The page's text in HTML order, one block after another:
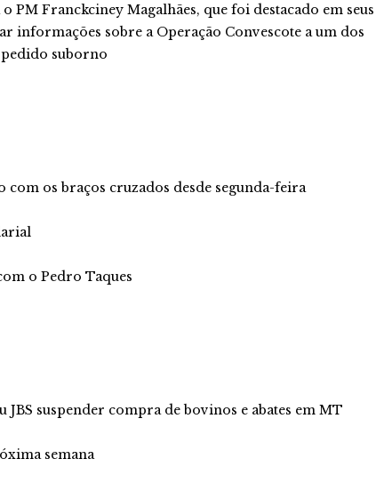
PM Franckciney Magalhães, que foi destacado em seus
informações sobre a Operação Convescote a um dos
suborno
com os braços cruzados desde segunda-feira
o Pedro Taques
JBS suspender compra de bovinos e abates em MT
semana